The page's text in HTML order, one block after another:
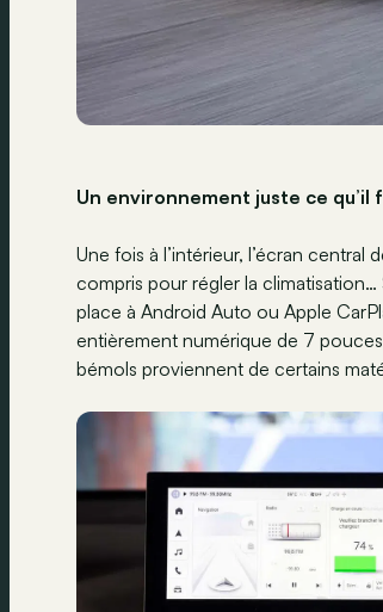
Un environnement juste ce qu’il
Une fois à l’intérieur, l’écran
compris pour régler la
place à Android Auto ou Apple
entièrement numérique de 7
bémols proviennent de certains